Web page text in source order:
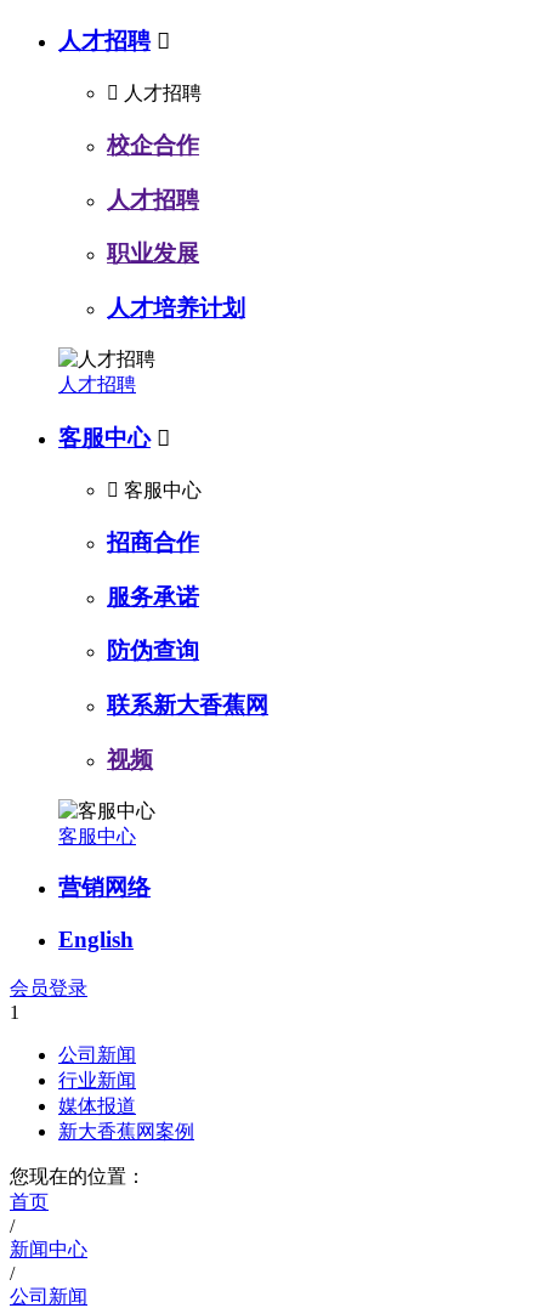
人才招聘 
 人才招聘
校企合作
人才招聘
职业发展
人才培养计划
人才招聘
客服中心 
 客服中心
招商合作
服务承诺
防伪查询
联系新大香蕉网
视频
客服中心
营销网络
English
会员登录
1
公司新闻
行业新闻
媒体报道
新大香蕉网案例
您现在的位置：
首页
/
新闻中心
/
公司新闻